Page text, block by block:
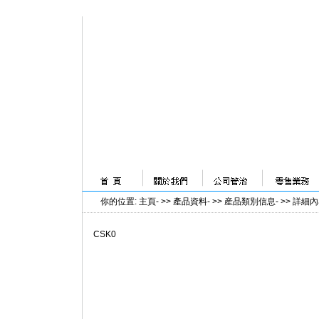
你的位置: 主頁- >> 產品資料- >> 産品類別信息- >> 詳細
CSK0